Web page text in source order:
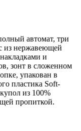
автомат, три
из нержавеющей
и
зонт в сложенном
упакован в
пластика Soft-
из 100%
пропиткой.